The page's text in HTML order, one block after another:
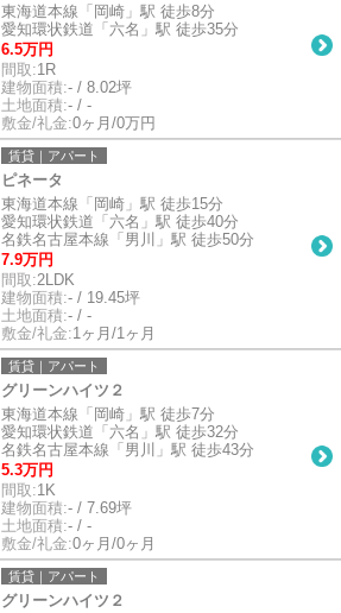
東海道本線「岡崎」駅 徒歩8分
愛知環状鉄道「六名」駅 徒歩35分
6.5万円
間取:1R
建物面積:- / 8.02坪
土地面積:- / -
敷金/礼金:0ヶ月/0万円
賃貸｜アパート
ピネータ
東海道本線「岡崎」駅 徒歩15分
愛知環状鉄道「六名」駅 徒歩40分
名鉄名古屋本線「男川」駅 徒歩50分
7.9万円
間取:2LDK
建物面積:- / 19.45坪
土地面積:- / -
敷金/礼金:1ヶ月/1ヶ月
賃貸｜アパート
グリーンハイツ２
東海道本線「岡崎」駅 徒歩7分
愛知環状鉄道「六名」駅 徒歩32分
名鉄名古屋本線「男川」駅 徒歩43分
5.3万円
間取:1K
建物面積:- / 7.69坪
土地面積:- / -
敷金/礼金:0ヶ月/0ヶ月
賃貸｜アパート
グリーンハイツ２